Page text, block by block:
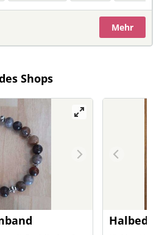
Mehr
Shops